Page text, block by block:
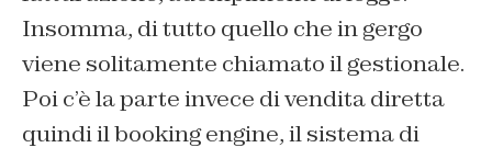
Insomma, di tutto quello che in gergo
viene solitamente chiamato il gestionale.
Poi c’è la parte invece di vendita diretta
quindi il booking engine, il sistema di